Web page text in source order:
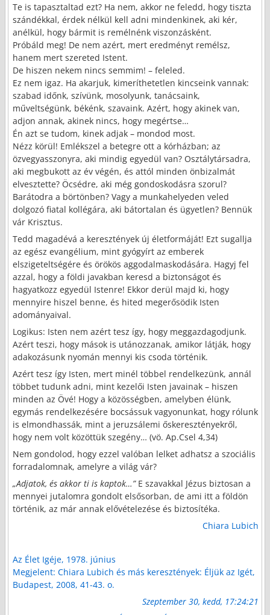
Te is tapasztaltad ezt? Ha nem, akkor ne feledd, hogy tiszta
szándékkal, érdek nélkül kell adni mindenkinek, aki kér,
anélkül, hogy bármit is remélnénk viszonzásként.
Próbáld meg! De nem azért, mert eredményt remélsz,
hanem mert szereted Istent.
De hiszen nekem nincs semmim! – feleled.
Ez nem igaz. Ha akarjuk, kimeríthetetlen kincseink vannak:
szabad időnk, szívünk, mosolyunk, tanácsaink,
műveltségünk, békénk, szavaink. Azért, hogy akinek van,
adjon annak, akinek nincs, hogy megértse…
Én azt se tudom, kinek adjak – mondod most.
Nézz körül! Emlékszel a betegre ott a kórházban; az
özvegyasszonyra, aki mindig egyedül van? Osztálytársadra,
aki megbukott az év végén, és attól minden önbizalmát
elvesztette? Öcsédre, aki még gondoskodásra szorul?
Barátodra a börtönben? Vagy a munkahelyeden veled
dolgozó fiatal kollégára, aki bátortalan és ügyetlen? Bennük
vár Krisztus.
Tedd magadévá a keresztények új életformáját! Ezt sugallja
az egész evangélium, mint gyógyírt az emberek
elszigeteltségére és örökös aggodalmaskodására. Hagyj fel
azzal, hogy a földi javakban keresd a biztonságot és
hagyatkozz egyedül Istenre! Ekkor derül majd ki, hogy
mennyire hiszel benne, és hited megerősödik Isten
adományaival.
Logikus: Isten nem azért tesz így, hogy meggazdagodjunk.
Azért teszi, hogy mások is utánozzanak, amikor látják, hogy
adakozásunk nyomán mennyi kis csoda történik.
Azért tesz így Isten, mert minél többel rendelkezünk, annál
többet tudunk adni, mint kezelői Isten javainak – hiszen
minden az Övé! Hogy a közösségben, amelyben élünk,
egymás rendelkezésére bocsássuk vagyonunkat, hogy rólunk
is elmondhassák, mint a jeruzsálemi őskeresztényekről,
hogy nem volt közöttük szegény… (vö. Ap.Csel 4,34)
Nem gondolod, hogy ezzel valóban lelket adhatsz a szociális
forradalomnak, amelyre a világ vár?
„Adjatok, és akkor ti is kaptok…” E szavakkal Jézus biztosan a
mennyei jutalomra gondolt elsősorban, de ami itt a földön
történik, az már annak elővételezése és biztosítéka.
Chiara Lubich
Az Élet Igéje, 1978. június
Megjelent: Chiara Lubich és más keresztények: Éljük az Igét,
Budapest, 2008, 41-43. o.
Szeptember 30, kedd, 17:24:21